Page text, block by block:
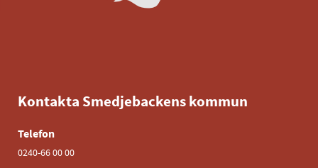
Kontakta Smedjebackens kommun
Telefon
0240-66 00 00